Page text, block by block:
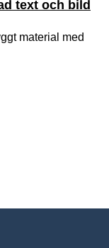
text och bild
material med